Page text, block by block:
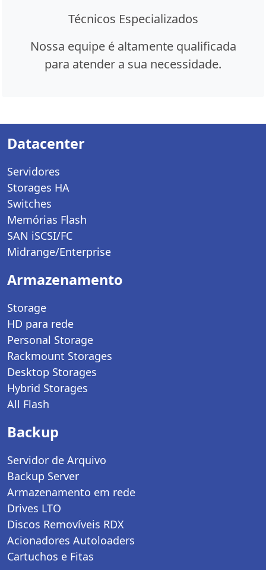
Técnicos Especializados
Nossa equipe é altamente qualificada
para atender a sua necessidade.
Datacenter
Servidores
Storages HA
Switches
Memórias Flash
SAN iSCSI/FC
Midrange/Enterprise
Armazenamento
Storage
HD para rede
Personal Storage
Rackmount Storages
Desktop Storages
Hybrid Storages
All Flash
Backup
Servidor de Arquivo
Backup Server
Armazenamento em rede
Drives LTO
Discos Removíveis RDX
Acionadores Autoloaders
Cartuchos e Fitas